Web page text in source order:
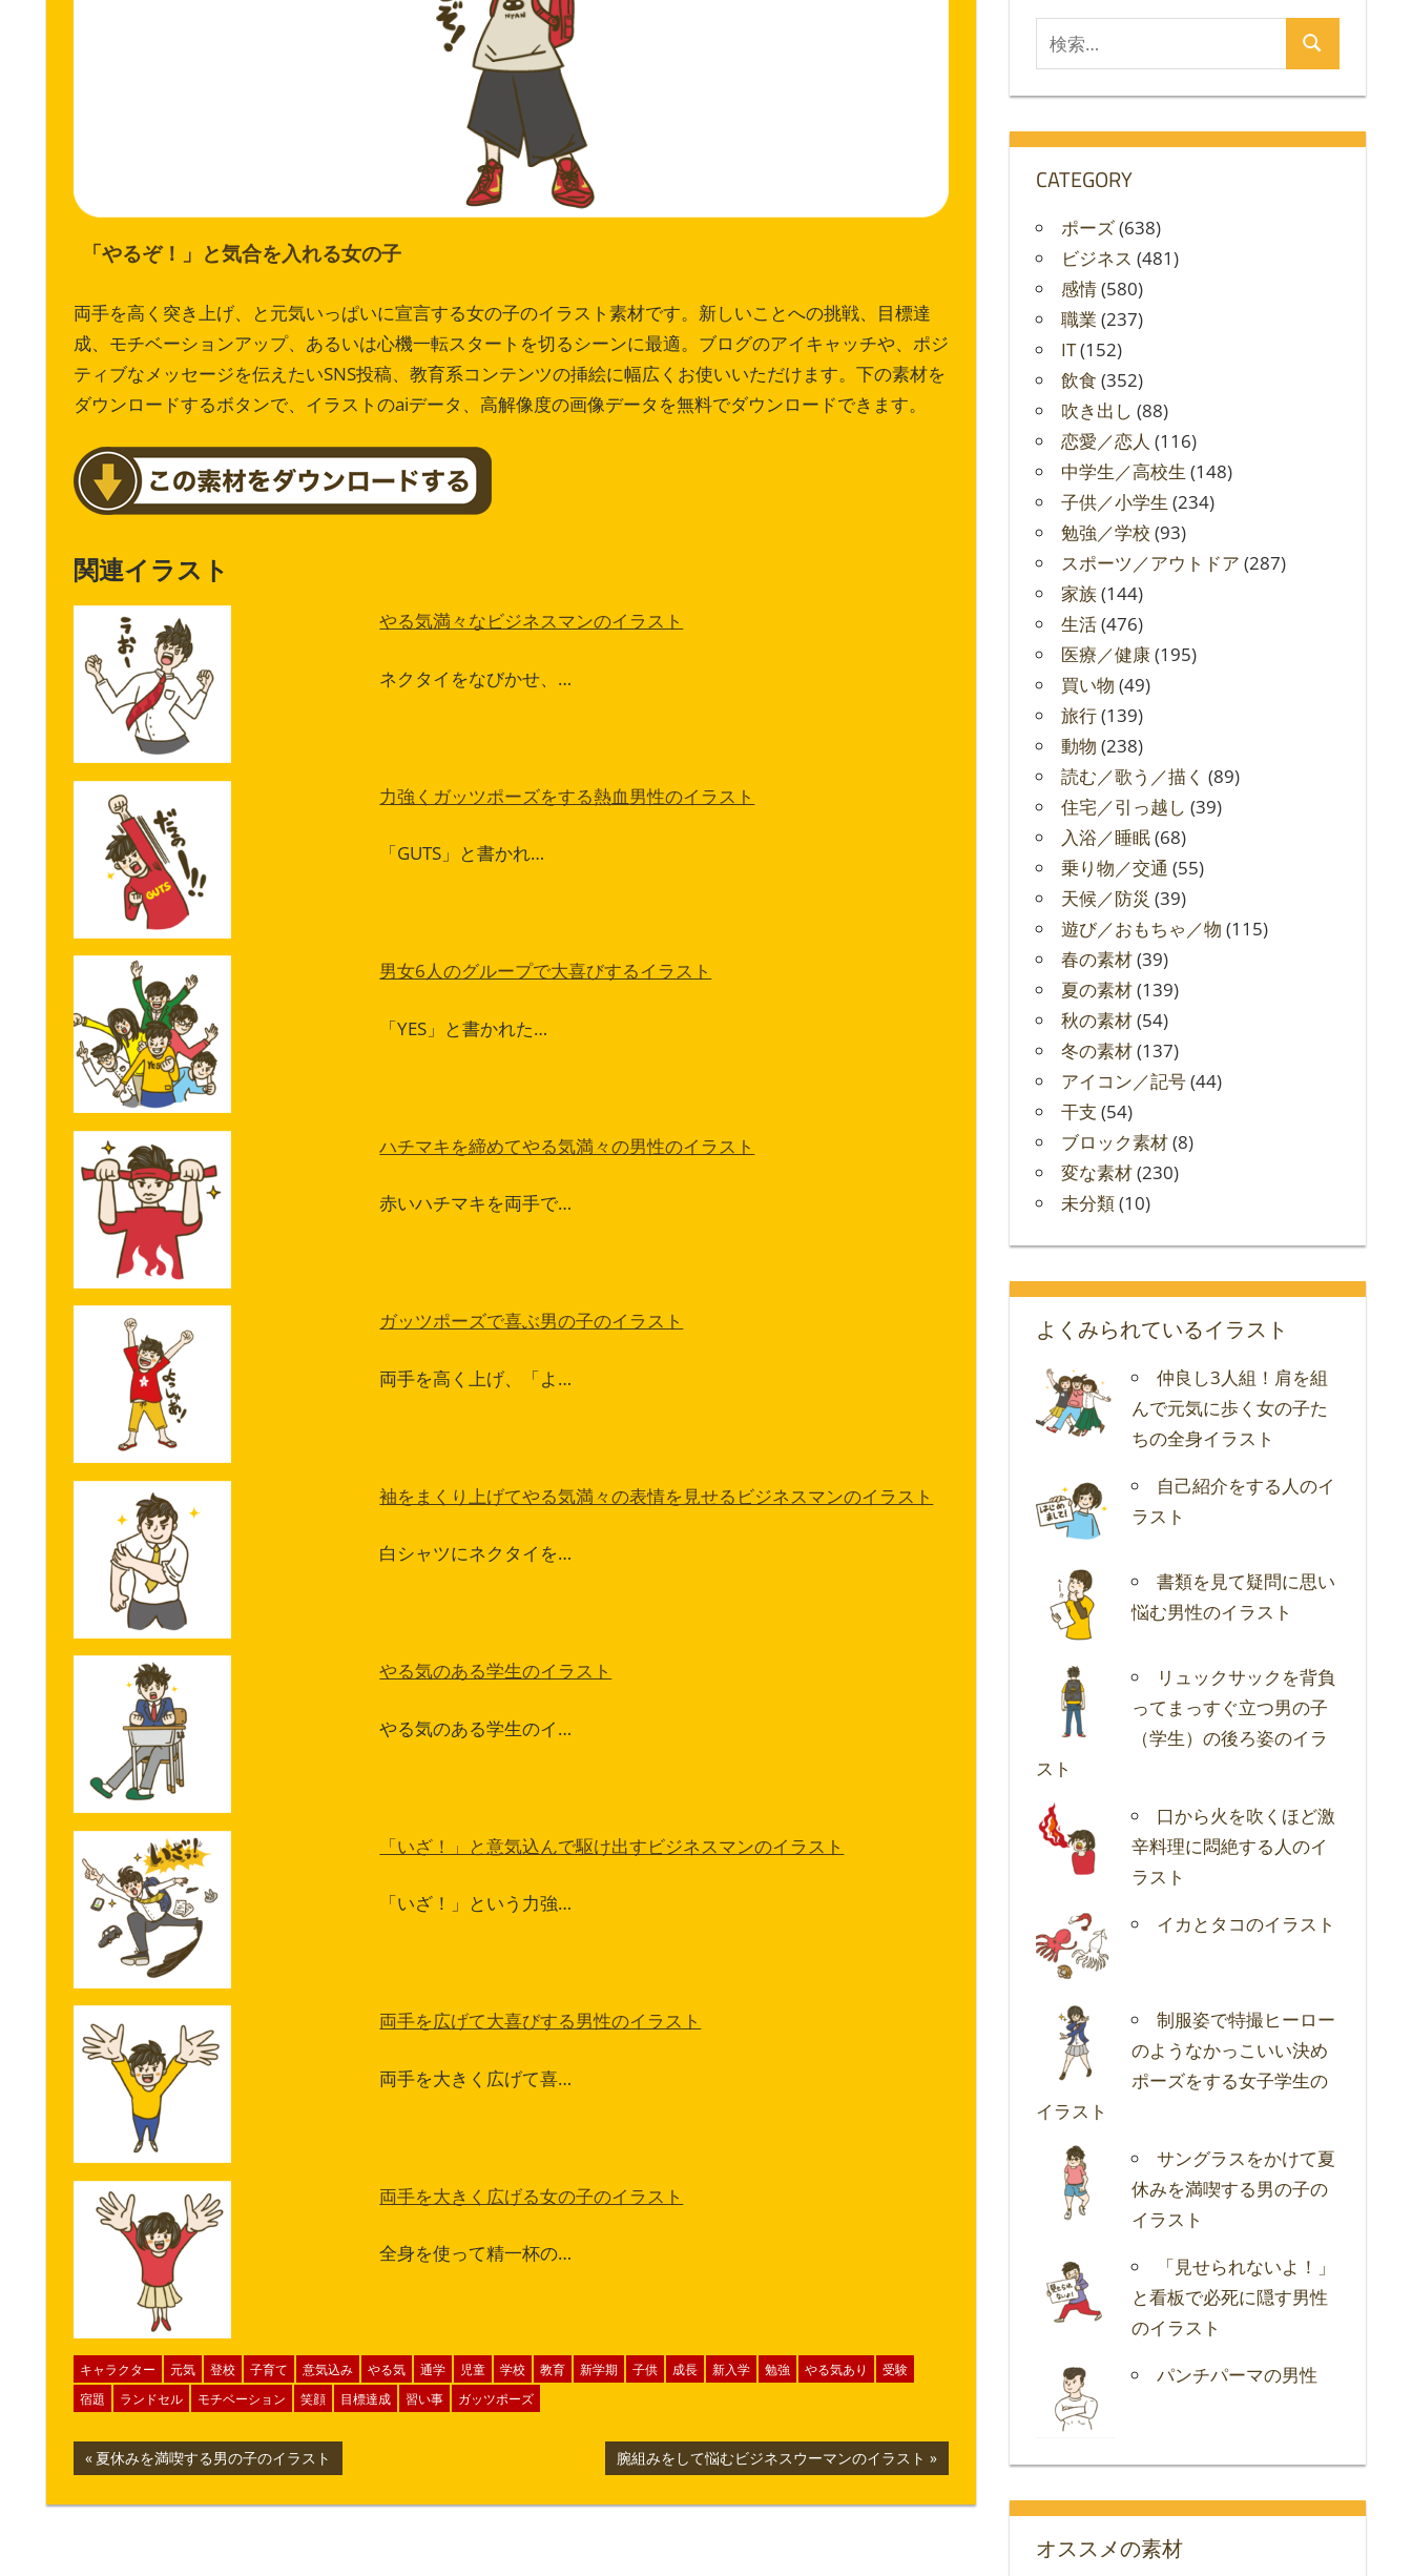
「やるぞ！」と気合を入れる女の子
両手を高く突き上げ、と元気いっぱいに宣言する女の子のイラスト素材です。新しいことへの挑戦、目標達
成、モチベーションアップ、あるいは心機一転スタートを切るシーンに最適。ブログのアイキャッチや、ポジ
ティブなメッセージを伝えたいSNS投稿、教育系コンテンツの挿絵に幅広くお使いいただけます。下の素材を
ダウンロードするボタンで、イラストのaiデータ、高解像度の画像データを無料でダウンロードできます。
関連イラスト
やる気満々なビジネスマンのイラスト
ネクタイをなびかせ、…
力強くガッツポーズをする熱血男性のイラスト
「GUTS」と書かれ…
男女6人のグループで大喜びするイラスト
「YES」と書かれた…
ハチマキを締めてやる気満々の男性のイラスト
赤いハチマキを両手で…
ガッツポーズで喜ぶ男の子のイラスト
両手を高く上げ、「よ…
袖をまくり上げてやる気満々の表情を見せるビジネスマンのイラスト
白シャツにネクタイを…
やる気のある学生のイラスト
やる気のある学生のイ…
「いざ！」と意気込んで駆け出すビジネスマンのイラスト
「いざ！」という力強…
両手を広げて大喜びする男性のイラスト
両手を大きく広げて喜…
両手を大きく広げる女の子のイラスト
全身を使って精一杯の…
キャラクター 元気 登校 子育て 意気込み やる気 通学 児童 学校 教育 新学期 子供 成長 新入学 勉強 やる気あり
受験
宿題
ランドセル モチベーション 笑顔 目標達成 習い事 ガッツポーズ
投
稿
前
の
記
夏休みを満喫する男の子のイラスト
次
の
記
腕組みをして悩むビジネスウーマンのイラスト
検
索
対
検
CATEGORY
ポーズ(638)
ビジネス (481)
感情(580)
職業 (237)
IT(152)
飲食 (352)
吹き出し (88)
恋愛／恋人 (116)
中学生／高校生 (148)
子供／小学生 (234)
勉強／学校 (93)
スポーツ／アウトドア (287)
家族(144)
生活(476)
医療／健康(195)
買い物 (49)
旅行(139)
動物 (238)
読む／歌う／描く (89)
住宅／引っ越し (39)
入浴／睡眠(68)
乗り物／交通 (55)
天候／防災 (39)
遊び／おもちゃ／物 (115)
春の素材(39)
夏の素材(139)
秋の素材(54)
冬の素材(137)
アイコン／記号(44)
干支 (54)
ブロック素材(8)
変な素材(230)
未分類(10)
よくみられているイラスト
仲良し3人組！肩を組
んで元気に歩く女の子た
ちの全身イラスト
自己紹介をする人のイ
ラスト
書類を見て疑問に思い
悩む男性のイラスト
リュックサックを背負
ってまっすぐ立つ男の子
（学生）の後ろ姿のイラ
スト
口から火を吹くほど激
辛料理に悶絶する人のイ
ラスト
イカとタコのイラスト
制服姿で特撮ヒーロー
のようなかっこいい決め
ポーズをする女子学生の
イラスト
サングラスをかけて夏
休みを満喫する男の子の
イラスト
「見せられないよ！」
と看板で必死に隠す男性
のイラスト
パンチパーマの男性
オススメの素材